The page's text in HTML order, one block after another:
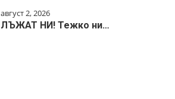
август 2, 2026
ЛЪЖАТ НИ! Тежко ни…